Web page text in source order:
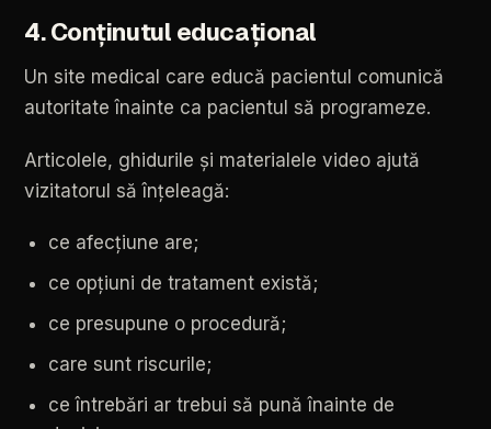
4.Conținutul educațional
Un site medical care educă pacientul comunică
autoritate înainte ca pacientul să programeze.
Articolele, ghidurile și materialele video ajută
vizitatorul să înțeleagă:
ce afecțiune are;
ce opțiuni de tratament există;
ce presupune o procedură;
care sunt riscurile;
ce întrebări ar trebui să pună înainte de